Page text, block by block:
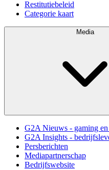
Restitutiebeleid
Categorie kaart
Media
G2A Nieuws - gaming en
G2A Insights -
Persberichten
Mediapartnerschap
Bedrijfswebsite